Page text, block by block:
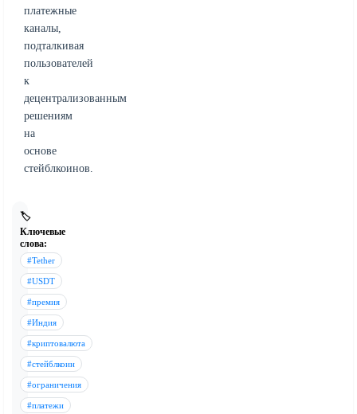
платежные
каналы,
подталкивая
пользователей
к
децентрализованным
решениям
на
основе
стейблкоинов.
🏷️
Ключевые
слова:
#Tether
#USDT
#премия
#Индия
#криптовалюта
#стейблкоин
#ограничения
#платежи